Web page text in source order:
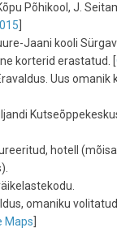
Põhikool, J.
Jaani kooli
korterid erastatud. [
Uus omanik
hotell (mõisa
omaniku
Maps